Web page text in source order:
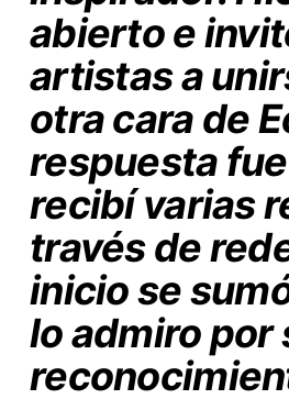
abierto e
artistas a
otra cara de
respuesta
recibí varias
través de
inicio se
lo admiro por